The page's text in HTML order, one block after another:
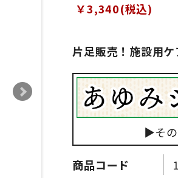
片足販売！施設用ケ
￥3,340(税込)
商品コード
▶その